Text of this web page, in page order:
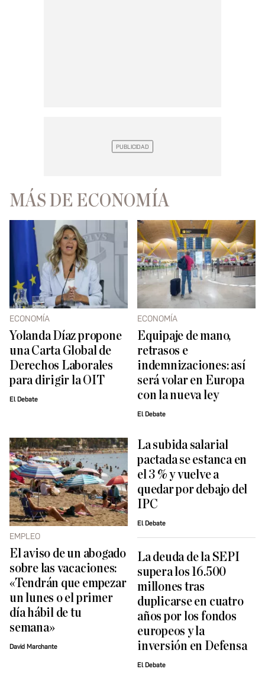
MÁS DE ECONOMÍA
ECONOMÍA
Yolanda Díaz propone
una Carta Global de
Derechos Laborales
para dirigir la OIT
El Debate
ECONOMÍA
Equipaje de mano,
retrasos e
indemnizaciones: así
será volar en Europa
con la nueva ley
El Debate
EMPLEO
El aviso de un abogado
sobre las vacaciones:
«Tendrán que empezar
un lunes o el primer
día hábil de tu
semana»
David Marchante
La subida salarial
pactada se estanca en
el 3 % y vuelve a
quedar por debajo del
IPC
El Debate
La deuda de la SEPI
supera los 16.500
millones tras
duplicarse en cuatro
años por los fondos
europeos y la
inversión en Defensa
El Debate